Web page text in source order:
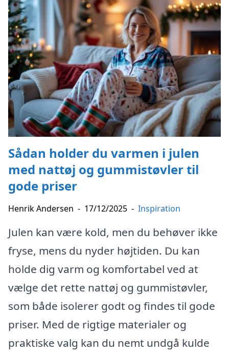
Sådan holder du varmen i julen
med nattøj og gummistøvler til
gode priser
Henrik Andersen - 17/12/2025 - Inspiration
Julen kan være kold, men du behøver ikke
fryse, mens du nyder højtiden. Du kan
holde dig varm og komfortabel ved at
vælge det rette nattøj og gummistøvler,
som både isolerer godt og findes til gode
priser. Med de rigtige materialer og
praktiske valg kan du nemt undgå kulde